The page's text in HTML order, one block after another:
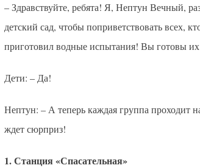
– Здравствуйте, ребята! Я, Нептун Вечный,
детский сад, чтобы поприветствовать всех,
приготовил водные испытания! Вы готовы
Дети: – Да!
Нептун: – А теперь каждая группа проходит
ждет сюрприз!
1. Станция «Спасательная»